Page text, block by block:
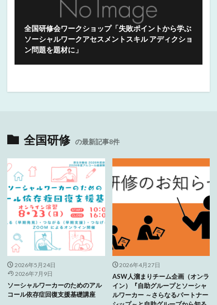
全国研修会ワークショップ「失敗ポイントから学ぶ
ソーシャルワークアセスメントスキル アディクショ
ン問題を題材に」
全国研修 の最新記事8件
2026年5月24日
2026年7月9日
ソーシャルワーカーのためのアル
コール依存症回復支援基礎講座
2026年4月27日
ASW人溜まりチーム企画（オンラ
イン）『自助グループとソーシャ
ルワーカー ～さらなるパートナー